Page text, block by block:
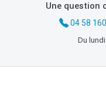
Une question
04 58
Du